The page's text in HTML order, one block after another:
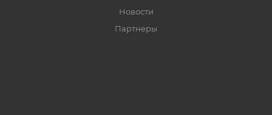
Новости
Партнеры